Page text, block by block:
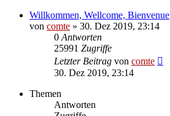
Willkommen, Wellcome, Bienvenue
von comte » 30. Dez 2019, 23:14
0 Antworten
25991 Zugriffe
Letzter Beitrag von comte
30. Dez 2019, 23:14
Themen
Antworten